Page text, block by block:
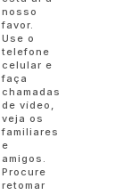
nosso
favor.
Use o
telefone
celular e
faça
chamadas
de vídeo,
veja os
familiares
e
amigos.
Procure
retomar